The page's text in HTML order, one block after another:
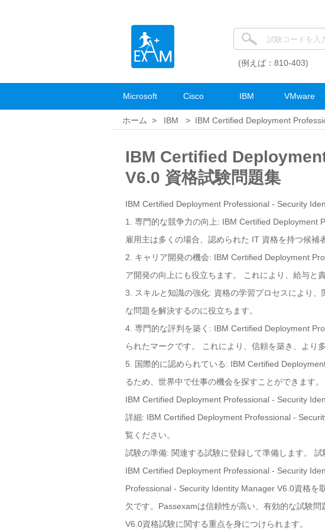
(例えば：810-403)
Microsoft Cisco IBM VMware
ホーム > IBM > IBM Certified Deployment
IBM Certified
V6.0 資格試験問題集
IBM Certified Deployment Professional - Security
1. 専門的な競争力の向上: IBM Certified Deployment
雇用主は多くの場合、認められた IT 資格を持つ候補
2. キャリア開発の機会: IBM Certified Deployment
ア開発の向上にも役立ちます。 これにより、給与と
3. スキルと知識の強化: 資格の学習プロセスにより
な問題を解決するのに役立ちます。
4. 専門的な評判を築く: IBM Certified Deployment
られたマークです。 これにより、信頼を築き、より
5. 国際的に認められている: IBM Certified
るため、世界中で仕事の機会を探すことができます。
IBM Certified Deployment Professional - Security
詳細: IBM Certified Deployment Professional -
覧ください。
試験の準備: 関連する試験に登録して準備します。
IBM Certified Deployment Professional - Security
Professional - Security Identity Manager V6.0資格を
欠です。Passexamは信頼性が高い、有効的な試験
V6.0資格試験に関する重点を身につけられます。